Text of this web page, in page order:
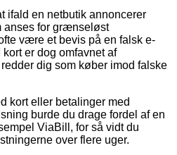
ifald en netbutik annoncerer
anses for grænseløst
være et bevis på en falsk e-
er dog omfavnet af
dig som køber imod falske
kort eller betalinger med
burde du drage fordel af en
ViaBill, for så vidt du
over flere uger.